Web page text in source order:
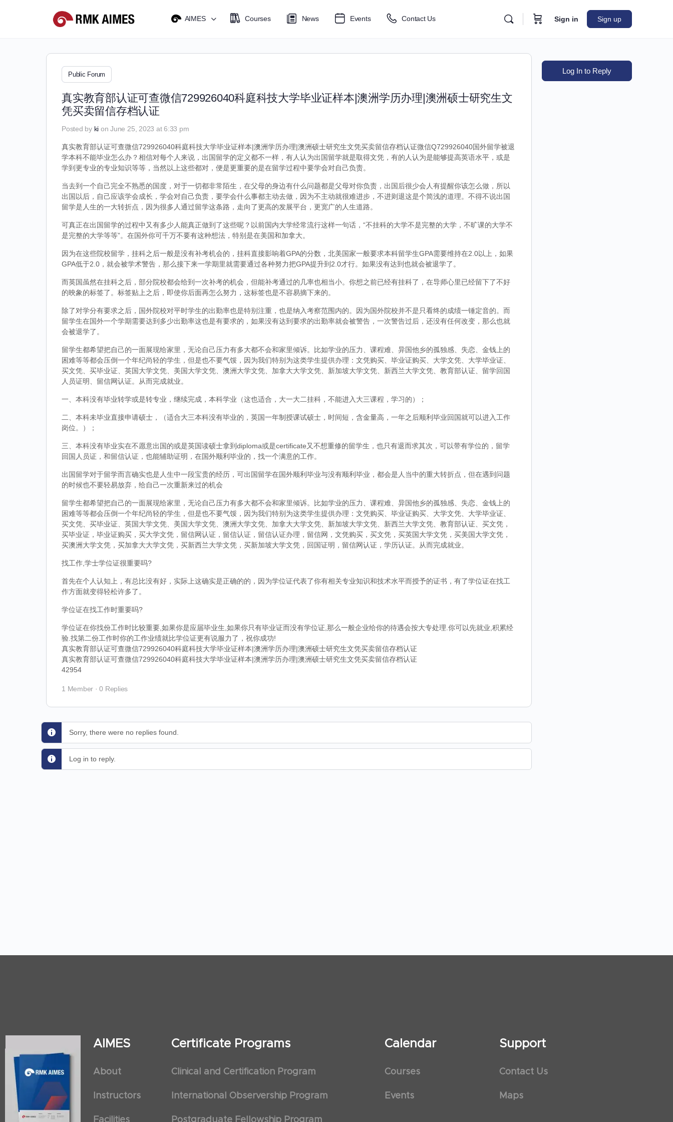
AIMES Courses News Events Contact Us Sign in Sign up
Public Forum
真实教育部认证可查微信729926040科庭科技大学毕业证样本|澳洲学历办理|澳洲硕士研究生文
凭买卖留信存档认证
Posted by ki on June 25, 2023 at 6:33 pm
真实教育部认证可查微信729926040科庭科技大学毕业证样本|澳洲学历办理|澳洲硕士研究生文凭买卖留信存档认证微信Q729926040国外留学被退
学本科不能毕业怎么办？相信对每个人来说，出国留学的定义都不一样，有人认为出国留学就是取得文凭，有的人认为是能够提高英语水平，或是
学到更专业的专业知识等等，当然以上这些都对，便是更重要的是在留学过程中要学会对自己负责。
当去到一个自己完全不熟悉的国度，对于一切都非常陌生，在父母的身边有什么问题都是父母对你负责，出国后很少会人有提醒你该怎么做，所以
出国以后，自己应该学会成长，学会对自己负责，要学会什么事都主动去做，因为不主动就很难进步，不进则退这是个简浅的道理。不得不说出国
留学是人生的一大转折点，因为很多人通过留学这条路，走向了更高的发展平台，更宽广的人生道路。
可真正在出国留学的过程中又有多少人能真正做到了这些呢？以前国内大学经常流行这样一句话，“不挂科的大学不是完整的大学，不旷课的大学不
是完整的大学等等”。在国外你可千万不要有这种想法，特别是在美国和加拿大。
因为在这些院校留学，挂科之后一般是没有补考机会的，挂科直接影响着GPA的分数，北美国家一般要求本科留学生GPA需要维持在2.0以上，如果
GPA低于2.0，就会被学术警告，那么接下来一学期里就需要通过各种努力把GPA提升到2.0才行。如果没有达到也就会被退学了。
而英国虽然在挂科之后，部分院校都会给到一次补考的机会，但能补考通过的几率也相当小。你想之前已经有挂科了，在导师心里已经留下了不好
的映象的标签了。标签贴上之后，即使你后面再怎么努力，这标签也是不容易摘下来的。
除了对学分有要求之后，国外院校对平时学生的出勤率也是特别注重，也是纳入考察范围内的。因为国外院校并不是只看终的成绩一锤定音的。而
留学生在国外一个学期需要达到多少出勤率这也是有要求的，如果没有达到要求的出勤率就会被警告，一次警告过后，还没有任何改变，那么也就
会被退学了。
留学生都希望把自己的一面展现给家里，无论自己压力有多大都不会和家里倾诉。比如学业的压力、课程难、异国他乡的孤独感、失恋、金钱上的
困难等等都会压倒一个年纪尚轻的学生，但是也不要气馁，因为我们特别为这类学生提供办理：文凭购买、毕业证购买、大学文凭、大学毕业证、
买文凭、买毕业证、英国大学文凭、美国大学文凭、澳洲大学文凭、加拿大大学文凭、新加坡大学文凭、新西兰大学文凭、教育部认证、留学回国
人员证明、留信网认证。从而完成就业。
一、本科没有毕业转学或是转专业，继续完成，本科学业（这也适合，大一大二挂科，不能进入大三课程，学习的）；
二、本科未毕业直接申请硕士，（适合大三本科没有毕业的，英国一年制授课试硕士，时间短，含金量高，一年之后顺利毕业回国就可以进入工作
岗位。）；
三、本科没有毕业实在不愿意出国的或是英国读硕士拿到diploma或是certificate又不想重修的留学生，也只有退而求其次，可以带有学位的，留学
回国人员证，和留信认证，也能辅助证明，在国外顺利毕业的，找一个满意的工作。
出国留学对于留学而言确实也是人生中一段宝贵的经历，可出国留学在国外顺利毕业与没有顺利毕业，都会是人当中的重大转折点，但在遇到问题
的时候也不要轻易放弃，给自己一次重新来过的机会
留学生都希望把自己的一面展现给家里，无论自己压力有多大都不会和家里倾诉。比如学业的压力、课程难、异国他乡的孤独感、失恋、金钱上的
困难等等都会压倒一个年纪尚轻的学生，但是也不要气馁，因为我们特别为这类学生提供办理：文凭购买、毕业证购买、大学文凭、大学毕业证、
买文凭、买毕业证、英国大学文凭、美国大学文凭、澳洲大学文凭、加拿大大学文凭、新加坡大学文凭、新西兰大学文凭、教育部认证、买文凭，
买毕业证，毕业证购买，买大学文凭，留信网认证，留信认证，留信认证办理，留信网，文凭购买，买文凭，买英国大学文凭，买美国大学文凭，
买澳洲大学文凭，买加拿大大学文凭，买新西兰大学文凭，买新加坡大学文凭，回国证明，留信网认证，学历认证。从而完成就业。
找工作,学士学位证很重要吗?
首先在个人认知上，有总比没有好，实际上这确实是正确的的，因为学位证代表了你有相关专业知识和技术水平而授予的证书，有了学位证在找工
作方面就变得轻松许多了。
学位证在找工作时重要吗?
学位证在你找份工作时比较重要,如果你是应届毕业生,如果你只有毕业证而没有学位证,那么一般企业给你的待遇会按大专处理.你可以先就业,积累经
验.找第二份工作时你的工作业绩就比学位证更有说服力了，祝你成功!
真实教育部认证可查微信729926040科庭科技大学毕业证样本|澳洲学历办理|澳洲硕士研究生文凭买卖留信存档认证
真实教育部认证可查微信729926040科庭科技大学毕业证样本|澳洲学历办理|澳洲硕士研究生文凭买卖留信存档认证
42954
1 Member · 0 Replies
Sorry, there were no replies found.
Log in to reply.
Log In to Reply
AIMES
About
Instructors
Facilities
Certificate Programs
Clinical and Certification Program
International Observership Program
Postgraduate Fellowship Program
Calendar
Courses
Events
Support
Contact Us
Maps